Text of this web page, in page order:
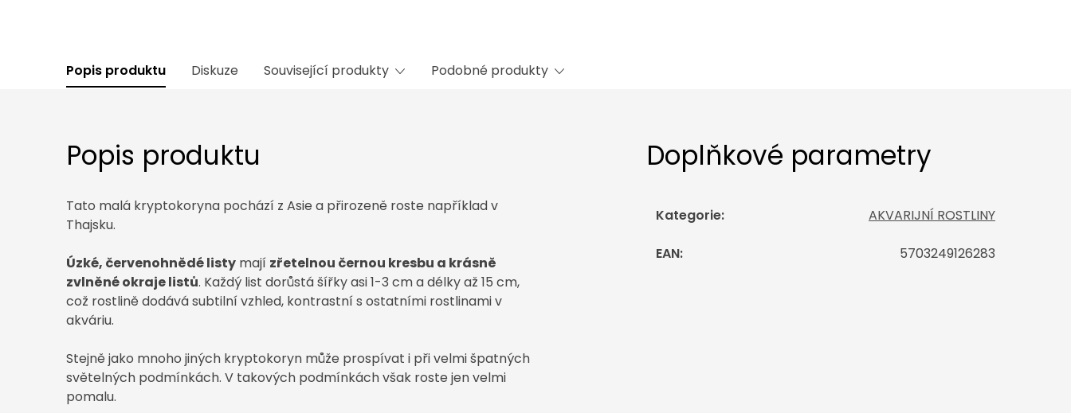
Popis produktu Diskuze Související produkty Podobné produkty
Popis produktu
Tato malá kryptokoryna pochází z Asie a přirozeně roste například v
Thajsku.
Úzké, červenohnědé listy mají zřetelnou černou kresbu a krásně
zvlněné okraje listů. Každý list dorůstá šířky asi 1-3 cm a délky až 15 cm,
což rostlině dodává subtilní vzhled, kontrastní s ostatními rostlinami v
akváriu.
Stejně jako mnoho jiných kryptokoryn může prospívat i při velmi špatných
světelných podmínkách. V takových podmínkách však roste jen velmi
pomalu.
Doplňkové parametry
Kategorie: AKVARIJNÍ ROSTLINY
EAN: 5703249126283